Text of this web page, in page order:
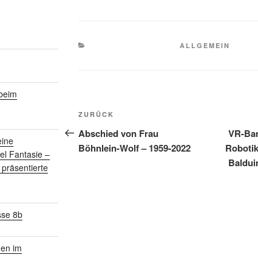
KATEGORIEN
ALLGEMEIN
Beitragsnavigation
Vorheriger
Beitrag
ZURÜCK
Abschied von Frau
Böhnlein-Wolf – 1959-2022
VR-
Fantasie –
8b
im